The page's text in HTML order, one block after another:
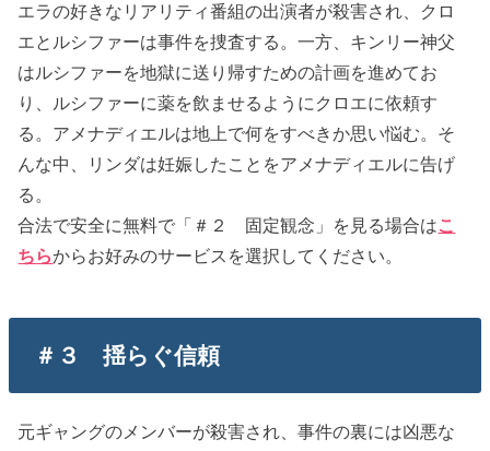
エラの好きなリアリティ番組の出演者が殺害され、クロ
エとルシファーは事件を捜査する。一方、キンリー神父
はルシファーを地獄に送り帰すための計画を進めてお
り、ルシファーに薬を飲ませるようにクロエに依頼す
る。アメナディエルは地上で何をすべきか思い悩む。そ
んな中、リンダは妊娠したことをアメナディエルに告げ
る。
合法で安全に無料で「＃２ 固定観念」を見る場合はこ
ちらからお好みのサービスを選択してください。
＃３ 揺らぐ信頼
元ギャングのメンバーが殺害され、事件の裏には凶悪な